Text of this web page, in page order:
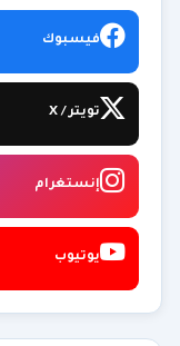
فيسبوك
تويتر / X
إنستغرام
يوتيوب